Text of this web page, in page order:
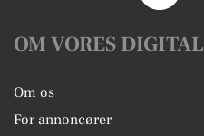
OM VORES DIGITAL
Om os
For annoncører